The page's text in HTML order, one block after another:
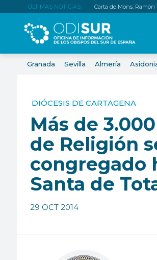
ÚLTIMAS NOTICIAS: Carta de Mons. Ramón
Granada Sevilla Almería
DIÓCESIS DE CARTAGENA
Más de
de Religión
congregado
Santa de
29 OCT 2014